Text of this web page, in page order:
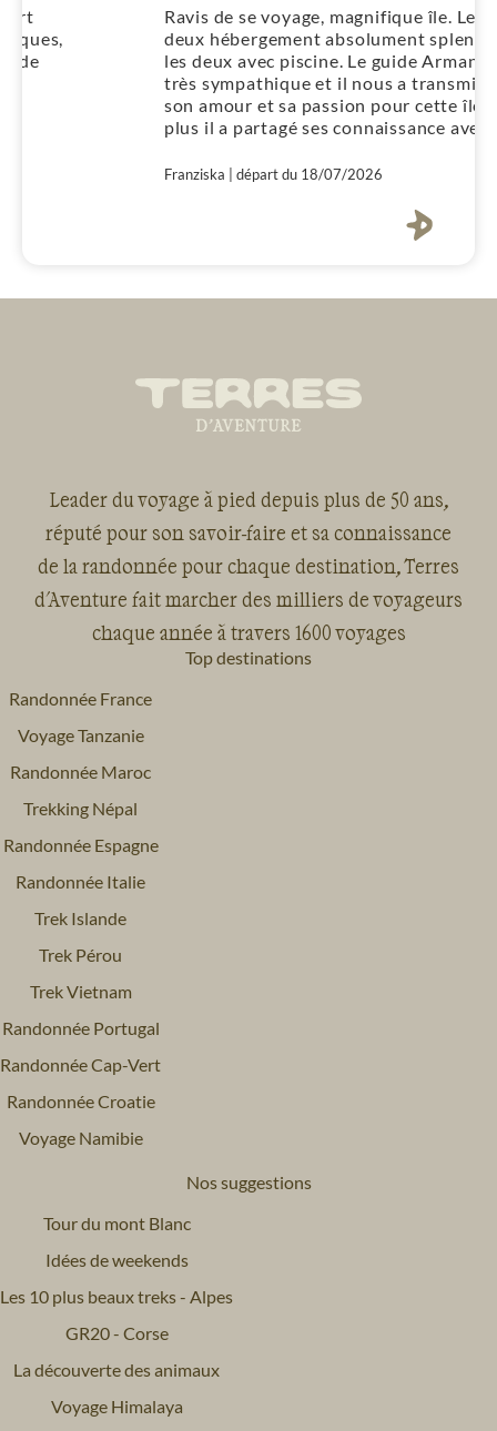
Ravis de se voyage, magnifique île. Les
deux hébergement absolument splendide,
les deux avec piscine. Le guide Armando
très sympathique et il nous a transmis
son amour et sa passion pour cette île. en
plus il a partagé ses connaissance avec
était super aussi, alors des vacances
Franziska | départ du 18/07/2026
Leader du voyage à pied depuis plus de 50 ans,
réputé pour son savoir-faire et sa connaissance
de la randonnée pour chaque destination, Terres
d'Aventure fait marcher des milliers de voyageurs
chaque année à travers 1600 voyages
Top destinations
Randonnée France
Voyage Tanzanie
Randonnée Maroc
Trekking Népal
Randonnée Espagne
Randonnée Italie
Trek Islande
Trek Pérou
Trek Vietnam
Randonnée Portugal
Randonnée Cap-Vert
Randonnée Croatie
Voyage Namibie
Nos suggestions
Tour du mont Blanc
Idées de weekends
Les 10 plus beaux treks - Alpes
GR20 - Corse
La découverte des animaux
Voyage Himalaya